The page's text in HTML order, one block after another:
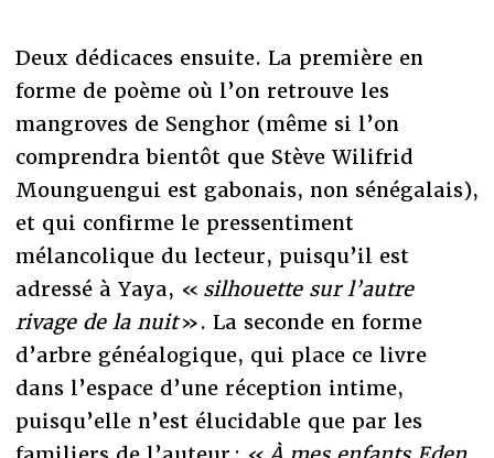
Deux dédicaces ensuite. La première en
forme de poème où l’on retrouve les
mangroves de Senghor (même si l’on
comprendra bientôt que Stève Wilifrid
Mounguengui est gabonais, non sénégalais),
et qui confirme le pressentiment
mélancolique du lecteur, puisqu’il est
adressé à Yaya, « silhouette sur l’autre
rivage de la nuit». La seconde en forme
d’arbre généalogique, qui place ce livre
dans l’espace d’une réception intime,
puisqu’elle n’est élucidable que par les